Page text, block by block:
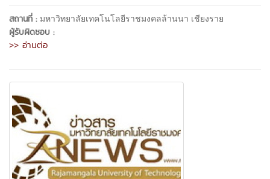
สถานที่ : มหาวิทยาลัยเทคโนโลยีราชมงคลล้านนา เชียงราย
ผู้รับผิดชอบ :
>> อ่านต่อ